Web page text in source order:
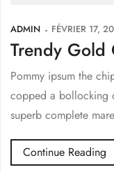
ADMIN FÉVRIER 17,
Trendy Gold
Pommy ipsum the
copped a bollocking
superb complete
Continue Reading